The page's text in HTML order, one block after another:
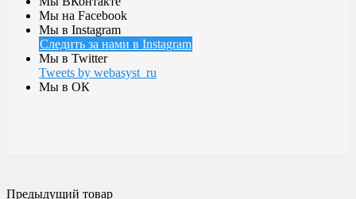
Мы на Facebook
Мы в Instagram
Следить за нами в Instagram
Мы в Twitter
Tweets by webasyst_ru
Мы в ОК
Предыдущий товар